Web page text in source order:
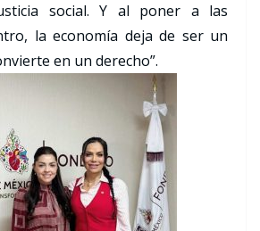
social. Y al poner a las
la economía deja de ser un
en un derecho”.